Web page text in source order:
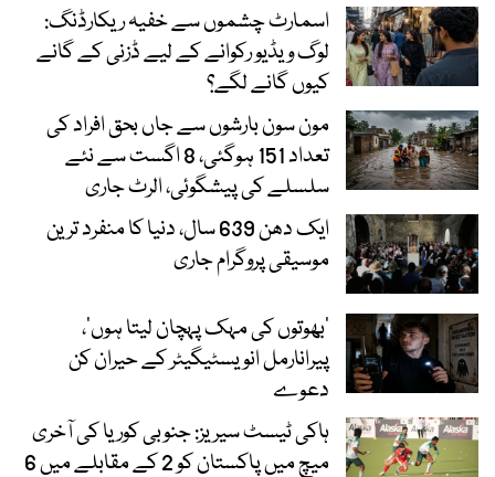
اسمارٹ چشموں سے خفیہ ریکارڈنگ:
لوگ ویڈیو رکوانے کے لیے ڈزنی کے گانے
کیوں گانے لگے؟
مون سون بارشوں سے جاں بحق افراد کی
تعداد 151 ہوگئی، 8 اگست سے نئے
سلسلے کی پیشگوئی، الرٹ جاری
ایک دھن 639 سال، دنیا کا منفرد ترین
موسیقی پروگرام جاری
‘بھوتوں کی مہک پہچان لیتا ہوں’،
پیرانارمل انویسٹیگیٹر کے حیران کن
دعوے
ہاکی ٹیسٹ سیریز: جنوبی کوریا کی آخری
میچ میں پاکستان کو 2 کے مقابلے میں 6